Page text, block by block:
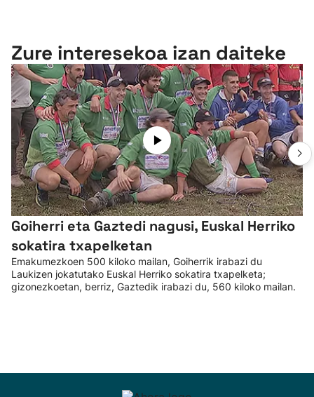
Zure interesekoa izan daiteke
Goiherri eta Gaztedi nagusi, Euskal Herriko
sokatira txapelketan
Emakumezkoen 500 kiloko mailan, Goiherrik irabazi du
Laukizen jokatutako Euskal Herriko sokatira txapelketa;
gizonezkoetan, berriz, Gaztedik irabazi du, 560 kiloko mailan.